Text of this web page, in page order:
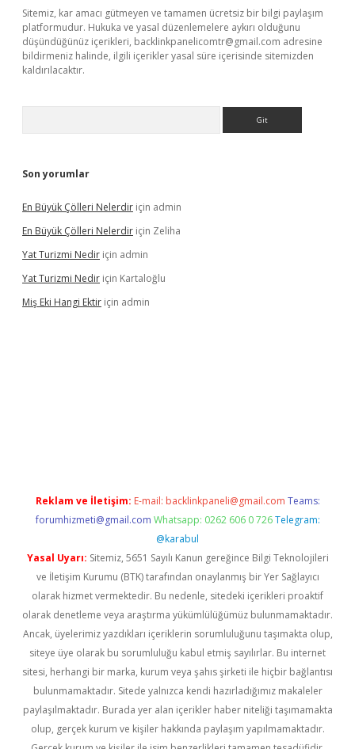
Sitemiz, kar amacı gütmeyen ve tamamen ücretsiz bir bilgi paylaşım
platformudur. Hukuka ve yasal düzenlemelere aykırı olduğunu
düşündüğünüz içerikleri, backlinkpanelicomtr@gmail.com adresine
bildirmeniz halinde, ilgili içerikler yasal süre içerisinde sitemizden
kaldırılacaktır.
Son yorumlar
En Büyük Çölleri Nelerdir için admin
En Büyük Çölleri Nelerdir için Zeliha
Yat Turizmi Nedir için admin
Yat Turizmi Nedir için Kartaloğlu
Miş Eki Hangi Ektir için admin
Reklam ve İletişim: E-mail: backlinkpaneli@gmail.com Teams:
forumhizmeti@gmail.com Whatsapp: 0262 606 0 726 Telegram:
@karabul
Yasal Uyarı: Sitemiz, 5651 Sayılı Kanun gereğince Bilgi Teknolojileri
ve İletişim Kurumu (BTK) tarafından onaylanmış bir Yer Sağlayıcı
olarak hizmet vermektedir. Bu nedenle, sitedeki içerikleri proaktif
olarak denetleme veya araştırma yükümlülüğümüz bulunmamaktadır.
Ancak, üyelerimiz yazdıkları içeriklerin sorumluluğunu taşımakta olup,
siteye üye olarak bu sorumluluğu kabul etmiş sayılırlar. Bu internet
sitesi, herhangi bir marka, kurum veya şahıs şirketi ile hiçbir bağlantısı
bulunmamaktadır. Sitede yalnızca kendi hazırladığımız makaleler
paylaşılmaktadır. Burada yer alan içerikler haber niteliği taşımamakta
olup, gerçek kurum ve kişiler hakkında paylaşım yapılmamaktadır.